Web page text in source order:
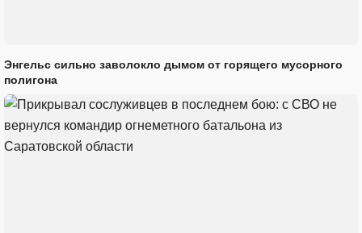
Энгельс сильно заволокло дымом от горящего мусорного
полигона